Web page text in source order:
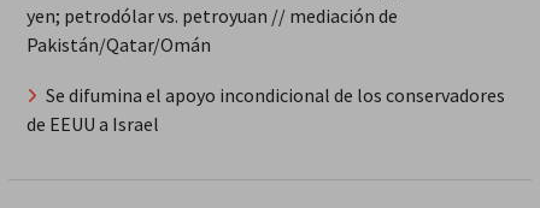
yen; petrodólar vs. petroyuan // mediación de
Pakistán/Qatar/Omán
Se difumina el apoyo incondicional de los conservadores
de EEUU a Israel